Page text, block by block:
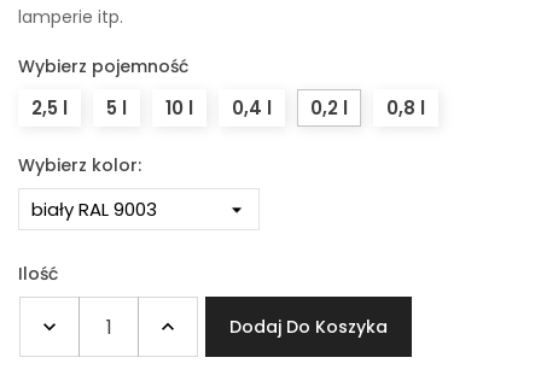
lamperie itp.
Wybierz pojemność
2,5 l 5 l 10 l 0,4 l 0,2 l 0,8 l
Wybierz kolor:
Ilość
Dodaj Do Koszyka